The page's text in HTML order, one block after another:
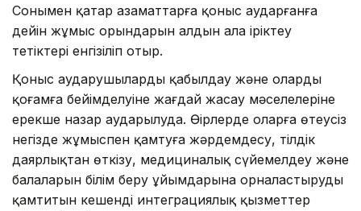
Сонымен қатар азаматтарға қоныс аударғанға
дейін жұмыс орындарын алдын ала іріктеу
тетіктері енгізіліп отыр.
Қоныс аударушыларды қабылдау және олардың
қоғамға бейімделуіне жағдай жасау мәселелеріне
ерекше назар аударылуда. Өңірлерде оларға өтеусіз
негізде жұмыспен қамтуға жәрдемдесу, тілдік
даярлықтан өткізу, медициналық сүйемелдеу және
балаларын білім беру ұйымдарына орналастыруды
қамтитын кешенді интеграциялық қызметтер